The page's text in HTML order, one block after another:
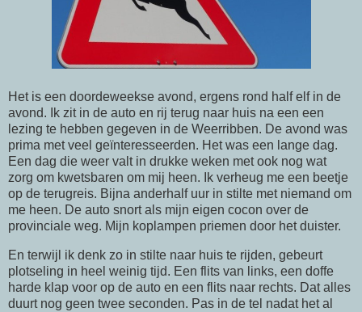
Het is een doordeweekse avond, ergens rond half elf in de
avond. Ik zit in de auto en rij terug naar huis na een een
lezing te hebben gegeven in de Weerribben. De avond was
prima met veel geïnteresseerden. Het was een lange dag.
Een dag die weer valt in drukke weken met ook nog wat
zorg om kwetsbaren om mij heen. Ik verheug me een beetje
op de terugreis. Bijna anderhalf uur in stilte met niemand om
me heen. De auto snort als mijn eigen cocon over de
provinciale weg. Mijn koplampen priemen door het duister.
En terwijl ik denk zo in stilte naar huis te rijden, gebeurt
plotseling in heel weinig tijd. Een flits van links, een doffe
harde klap voor op de auto en een flits naar rechts. Dat alles
duurt nog geen twee seconden. Pas in de tel nadat het al